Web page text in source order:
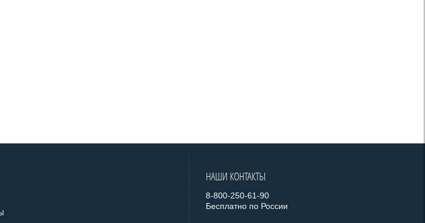
НАШИ КОНТАКТЫ
8-800-250-61-90
Бесплатно по России